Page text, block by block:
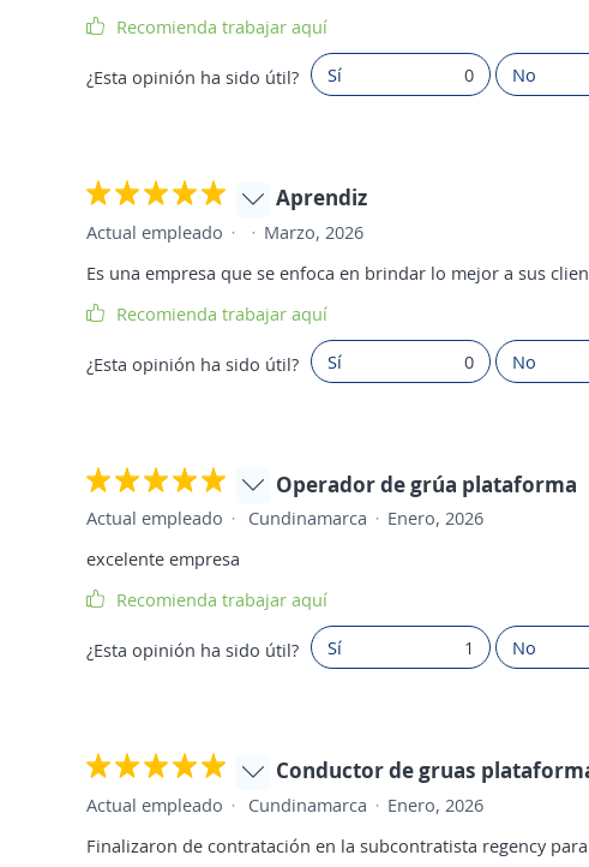
Recomienda trabajar aquí
¿Esta opinión ha sido útil? Sí 0 No
Aprendiz
Actual empleado
Marzo, 2026
Es una empresa que se enfoca en brindar lo mejor a sus
Recomienda trabajar aquí
¿Esta opinión ha sido útil? Sí 0 No
Operador de grúa plataforma
Actual empleado Cundinamarca
Enero, 2026
excelente empresa
Recomienda trabajar aquí
¿Esta opinión ha sido útil? Sí 1 No
Conductor de gruas
Actual empleado Cundinamarca
Enero, 2026
Finalizaron de contratación en la subcontratista regency